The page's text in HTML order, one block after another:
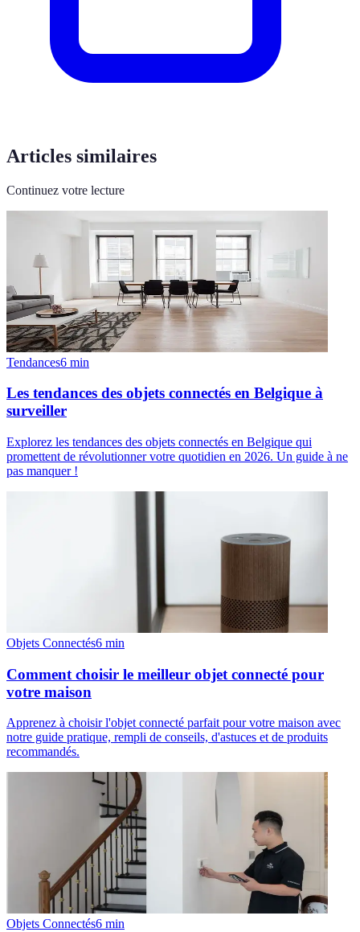
Articles similaires
Continuez votre lecture
Tendances6 min
Les tendances des objets connectés en Belgique à
surveiller
Explorez les tendances des objets connectés en Belgique qui
promettent de révolutionner votre quotidien en 2026. Un guide à ne
pas manquer !
Objets Connectés6 min
Comment choisir le meilleur objet connecté pour
votre maison
Apprenez à choisir l'objet connecté parfait pour votre maison avec
notre guide pratique, rempli de conseils, d'astuces et de produits
recommandés.
Objets Connectés6 min